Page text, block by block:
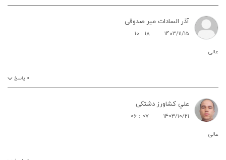
آذر السادات میر صدوقی
۱۴۰۳/۱۱/۱۵ ۱۰ : ۱۸
عالی
۰ پاسخ
علي کشاورز دشتکی
۱۴۰۳/۱۰/۲۱ ۰۶ : ۰۷
عالی